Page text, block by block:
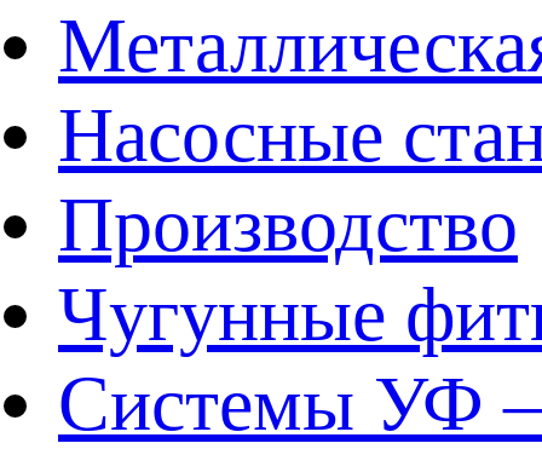
Насосные
Производство
Чугунные
Системы УФ –